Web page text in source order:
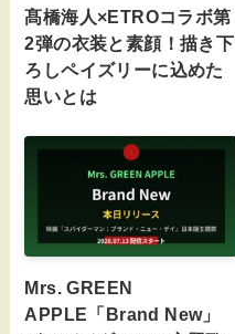
髙橋海人×ETROコラボ第
2弾の衣装と素顔！描き下
ろしペイズリーに込めた
思いとは
Mrs. GREEN
APPLE「Brand New」